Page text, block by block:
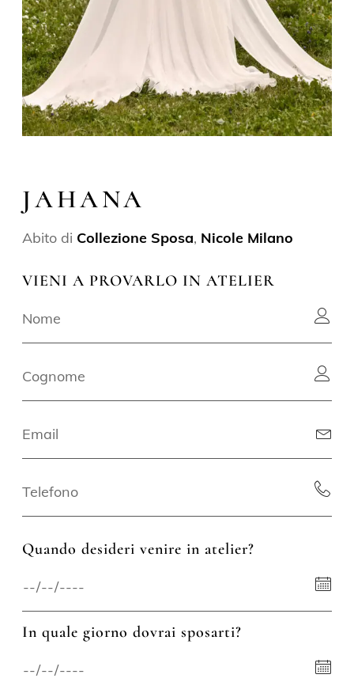
JAHANA
Abito di Collezione Sposa, Nicole Milano
VIENI A PROVARLO IN ATELIER
Quando desideri venire in atelier?
In quale giorno dovrai sposarti?